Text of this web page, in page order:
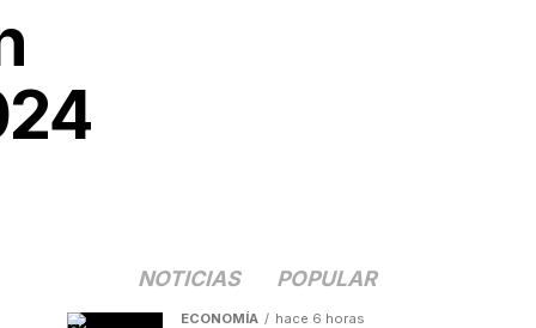
NOTICIAS POPULAR
ECONOMÍA hace 6 horas